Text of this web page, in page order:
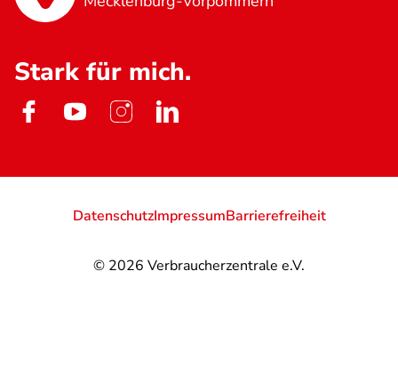
Stark für mich.
© 2026 Verbraucherzentrale e.V.
DatenschutzImpressumBarrierefreiheit